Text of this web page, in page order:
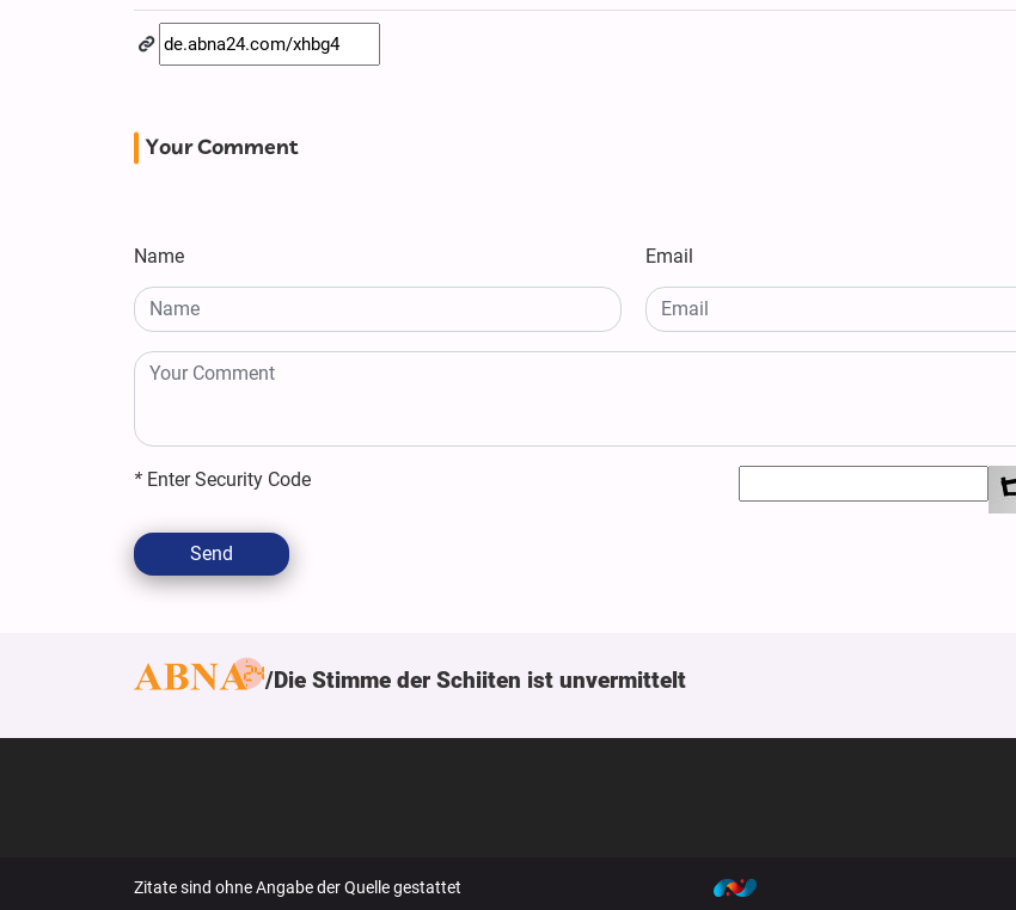
Your Comment
Name Email
* Enter Security Code
Send
Die Stimme der Schiiten ist unvermittelt
Zitate sind ohne Angabe der Quelle gestattet